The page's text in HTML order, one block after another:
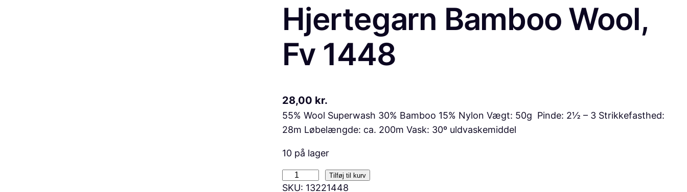
Hjertegarn Bamboo Wool,
Fv 1448
28,00 kr.
55% Wool Superwash 30% Bamboo 15% Nylon Vægt: 50g Pinde: 2½ – 3 Strikkefasthed:
28m Løbelængde: ca. 200m Vask: 30º uldvaskemiddel
10 på lager
Tilføj til kurv
SKU: 13221448